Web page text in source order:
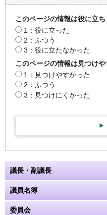
このページの情報は役に立ち
1：役に立った
2：ふつう
3：役に立たなかった
このページの情報は見つけ
1：見つけやすかった
2：ふつう
3：見つけにくかった
議長・副議長
議員名簿
委員会